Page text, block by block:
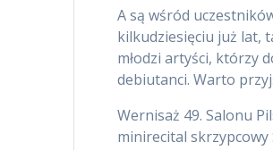
A są wśród
kilkudziesięciu już lat,
młodzi artyści, którzy
debiutanci. Warto
Wernisaż 49. Salonu
minirecital skrzypcowy